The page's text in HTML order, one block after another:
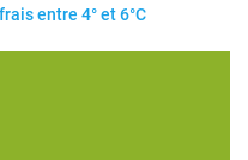
entre 4° et 6°C